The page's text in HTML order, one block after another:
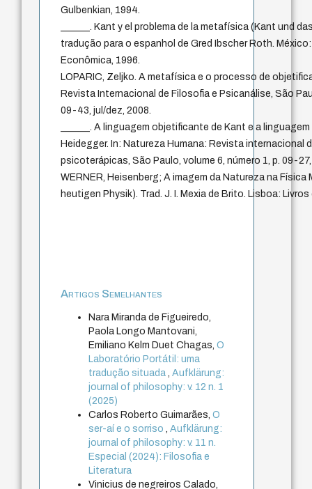
Gulbenkian, 1994.
______. Kant y el problema de la metafísica (Kant und
tradução para o espanhol de Gred Ibscher Roth.
Econômica, 1996.
LOPARIC, Zeljko. A metafísica e o processo de
Revista Internacional de Filosofia e Psicanálise, São
09-43, jul/dez, 2008.
______. A linguagem objetificante de Kant e a
Heidegger. In: Natureza Humana: Revista internacional
psicoterápicas, São Paulo, volume 6, número 1, p. 09-
WERNER, Heisenberg; A imagem da Natureza na Física
heutigen Physik). Trad. J. I. Mexia de Brito. Lisboa:
Artigos Semelhantes
Nara Miranda de Figueiredo,
Paola Longo Mantovani,
Emiliano Kelm Duet Chagas,O
Laboratório Portátil: uma
tradução situada,Aufklärung:
journal of philosophy: v. 12 n. 1
(2025)
Carlos Roberto Guimarães,O
ser-aí e o sorriso,Aufklärung:
journal of philosophy: v. 11 n.
Especial (2024): Filosofia e
Literatura
Vinicius de negreiros Calado,